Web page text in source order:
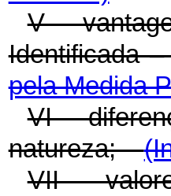
V -
Identificada
pela Medida
VI -
natureza;
VII -